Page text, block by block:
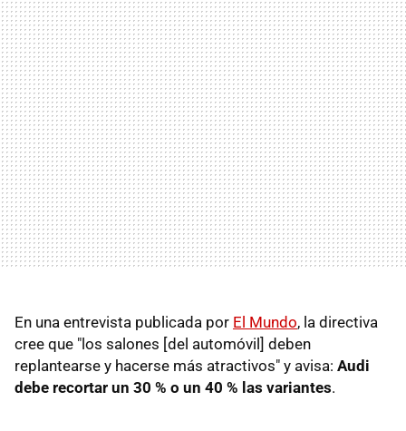
En una entrevista publicada por El Mundo, la directiva
cree que "los salones [del automóvil] deben
replantearse y hacerse más atractivos" y avisa: Audi
debe recortar un 30 % o un 40 % las variantes.